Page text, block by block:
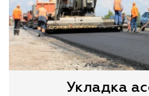
Укладка